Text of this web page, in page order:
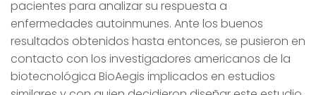
pacientes para analizar su respuesta a
enfermedades autoinmunes. Ante los buenos
resultados obtenidos hasta entonces, se pusieron en
contacto con los investigadores americanos de la
biotecnológica BioAegis implicados en estudios